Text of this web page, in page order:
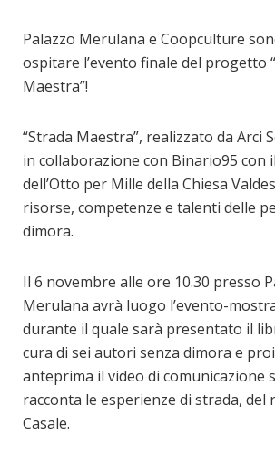
Palazzo Merulana e Coopculture
ospitare l’evento finale del progetto
Maestra”!
“Strada Maestra”, realizzato da Arci
in collaborazione con Binario95 con
dell’Otto per Mille della Chiesa
risorse, competenze e talenti delle
dimora.
Il 6 novembre alle ore 10.30 presso
Merulana avrà luogo l’evento-
durante il quale sarà presentato il
cura di sei autori senza dimora e
anteprima il video di comunicazione
racconta le esperienze di strada, del
Casale.